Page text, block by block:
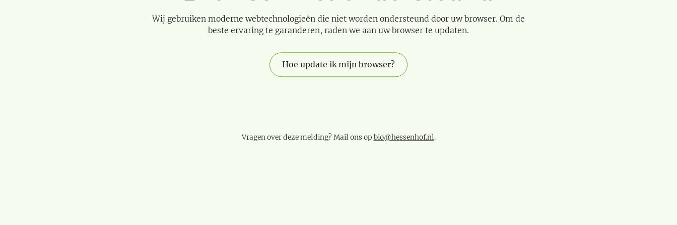
Wij gebruiken moderne webtechnologieën die niet worden ondersteund door uw browser. Om de
beste ervaring te garanderen, raden we aan uw browser te updaten.
Hoe update ik mijn browser?
Vragen over deze melding? Mail ons op bio@hessenhof.nl.